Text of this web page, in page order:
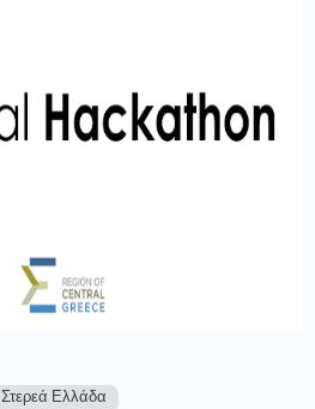
Στερεά Ελλάδα